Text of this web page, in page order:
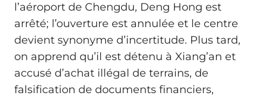
l’aéroport de Chengdu, Deng Hong est
arrêté; l’ouverture est annulée et le centre
devient synonyme d’incertitude. Plus tard,
on apprend qu’il est détenu à Xiang’an et
accusé d’achat illégal de terrains, de
falsification de documents financiers,